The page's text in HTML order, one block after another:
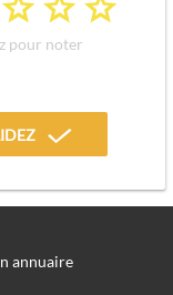
pour noter
annuaire